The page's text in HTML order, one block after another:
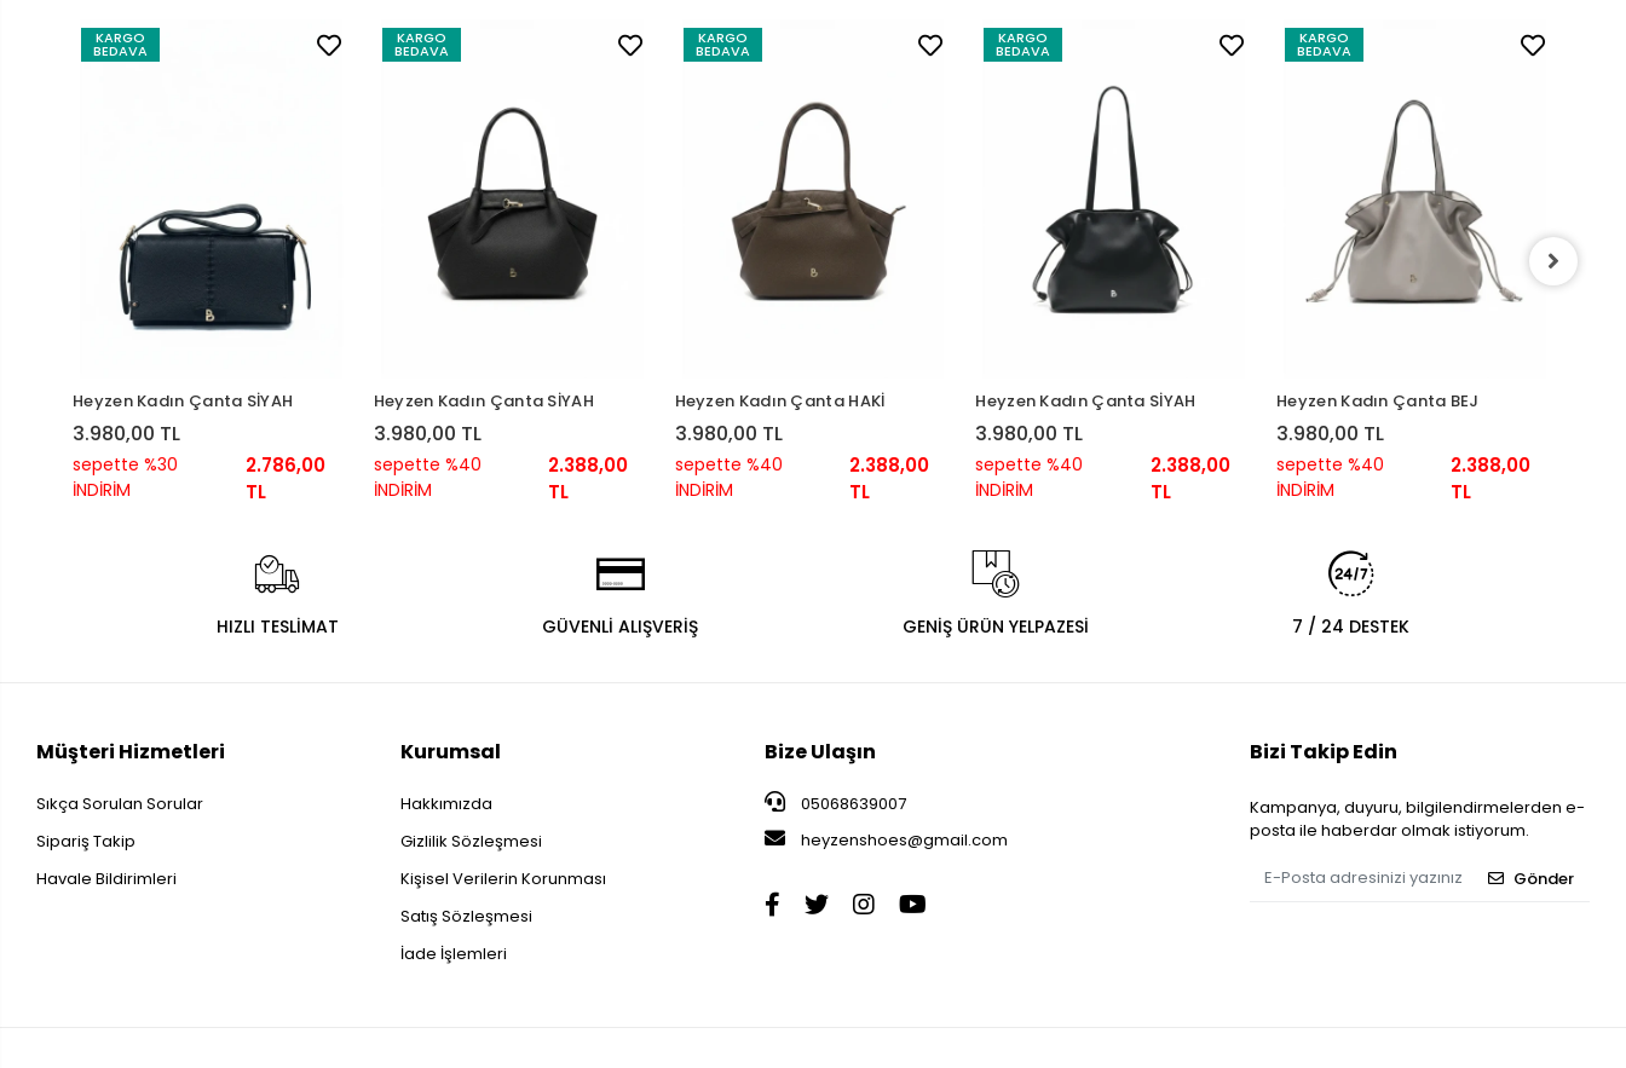
KARGO
BEDAVA
Heyzen Kadın Çanta SİYAH
3.980,00 TL
sepette %30
İNDİRİM
2.786,00
TL
KARGO
BEDAVA
Heyzen Kadın Çanta SİYAH
3.980,00 TL
sepette %40
İNDİRİM
2.388,00
TL
KARGO
BEDAVA
Heyzen Kadın Çanta HAKİ
3.980,00 TL
sepette %40
İNDİRİM
2.388,00
TL
KARGO
BEDAVA
Heyzen Kadın Çanta SİYAH
3.980,00 TL
sepette %40
İNDİRİM
2.388,00
TL
KARGO
BEDAVA
Heyzen Kadın Çanta BEJ
3.980,00 TL
sepette %40
İNDİRİM
2.388,00
TL
HIZLI TESLİMAT GÜVENLİ ALIŞVERİŞ GENİŞ ÜRÜN YELPAZESİ 7 / 24 DESTEK
Müşteri Hizmetleri
Sıkça Sorulan Sorular
Sipariş Takip
Havale Bildirimleri
Kurumsal
Hakkımızda
Gizlilik Sözleşmesi
Kişisel Verilerin Korunması
Satış Sözleşmesi
İade İşlemleri
Bize Ulaşın
05068639007
heyzenshoes@gmail.com
Bizi Takip Edin
Kampanya, duyuru, bilgilendirmelerden e-
posta ile haberdar olmak istiyorum.
Gönder